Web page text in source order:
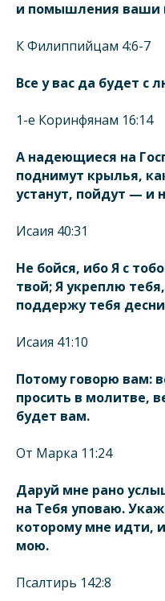
и помышления ваши
К Филиппийцам 4:6-7
Все у вас да будет с
1-е Коринфянам 16:14
А надеющиеся на
поднимут крылья,
устанут, пойдут — и
Исаия 40:31
Не бойся, ибо Я с
твой; Я укреплю
поддержу тебя
Исаия 41:10
Потому говорю вам:
просить в молитве,
будет вам.
От Марка 11:24
Даруй мне рано
на Тебя уповаю.
которому мне идти,
мою.
Псалтирь 142:8